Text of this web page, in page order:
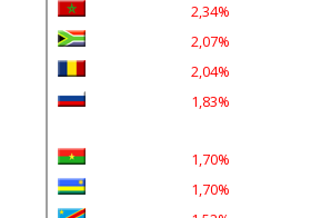
2,34%
2,07%
2,04%
1,83%
1,70%
1,70%